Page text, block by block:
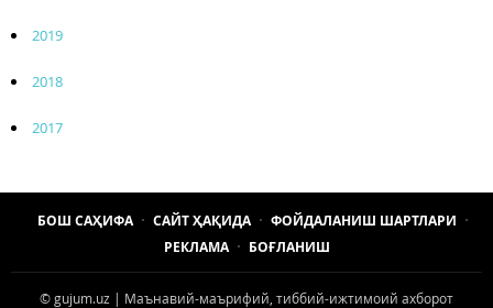
2019
2018
2017
БОШ САҲИФА САЙТ ҲАҚИДА
ФОЙДАЛАНИШ ШАРТЛАРИ
РЕКЛАМА
БОҒЛАНИШ
© gujum.uz | Маънавий-маърифий, тиббий-ижтимоий ахборот